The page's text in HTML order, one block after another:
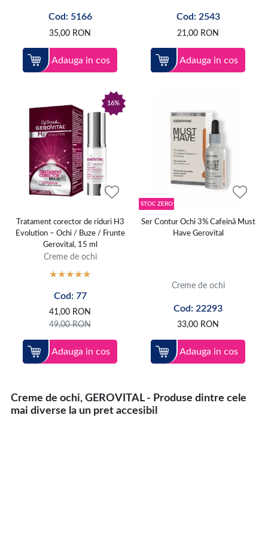
Cod: 5166
35,00 RON
Adauga in cos
Cod: 2543
21,00 RON
Adauga in cos
16%
Tratament corector de riduri H3
Evolution – Ochi / Buze / Frunte
Gerovital, 15 ml
Creme de ochi
Cod: 77
41,00 RON
49,00RON
Adauga in cos
STOC ZERO
Ser Contur Ochi 3% Cafeină Must
Have Gerovital
Creme de ochi
Cod: 22293
33,00 RON
Adauga in cos
Creme de ochi, GEROVITAL - Produse dintre cele
mai diverse la un pret accesibil